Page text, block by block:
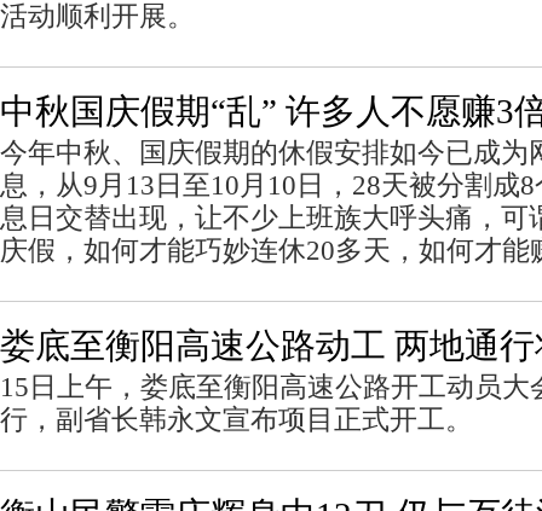
活动顺利开展。
中秋国庆假期“乱” 许多人不愿赚3
今年中秋、国庆假期的休假安排如今已成为
息，从9月13日至10月10日，28天被分割成
息日交替出现，让不少上班族大呼头痛，可
庆假，如何才能巧妙连休20多天，如何才能
娄底至衡阳高速公路动工 两地通
15日上午，娄底至衡阳高速公路开工动员
行，副省长韩永文宣布项目正式开工。